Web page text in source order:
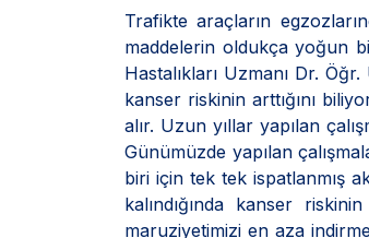
Trafikte araçların
maddelerin oldukça yoğun
Hastalıkları Uzmanı Dr.
kanser riskinin arttığını
alır. Uzun yıllar yapılan
Günümüzde yapılan
biri için tek tek ispatlanmış
kalındığında kanser
maruziyetimizi en aza